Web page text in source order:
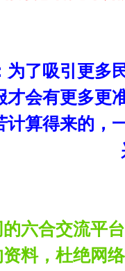
为了吸引更多
才会有更多更
计算得来的，
六合交流平
料，杜绝网